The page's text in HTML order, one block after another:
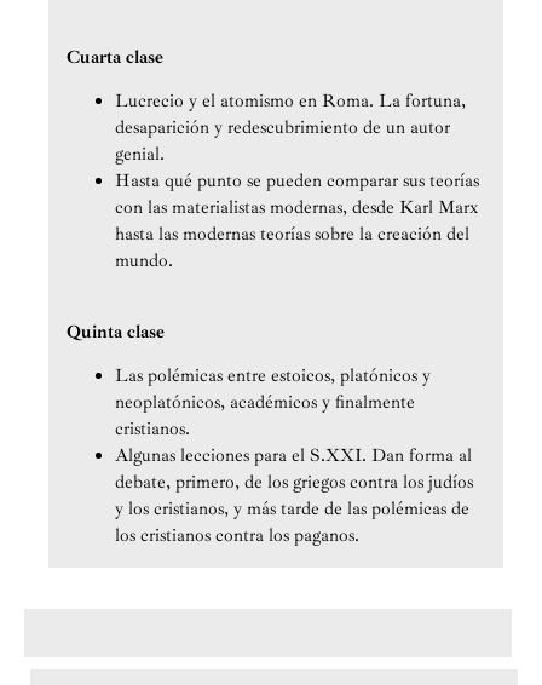
Cuarta clase
Lucrecio y el atomismo en Roma. La fortuna,
desaparición y redescubrimiento de un autor
genial.
Hasta qué punto se pueden comparar sus teorías
con las materialistas modernas, desde Karl Marx
hasta las modernas teorías sobre la creación del
mundo.
Quinta clase
Las polémicas entre estoicos, platónicos y
neoplatónicos, académicos y finalmente
cristianos.
Algunas lecciones para el S.XXI. Dan forma al
debate, primero, de los griegos contra los judíos
y los cristianos, y más tarde de las polémicas de
los cristianos contra los paganos.